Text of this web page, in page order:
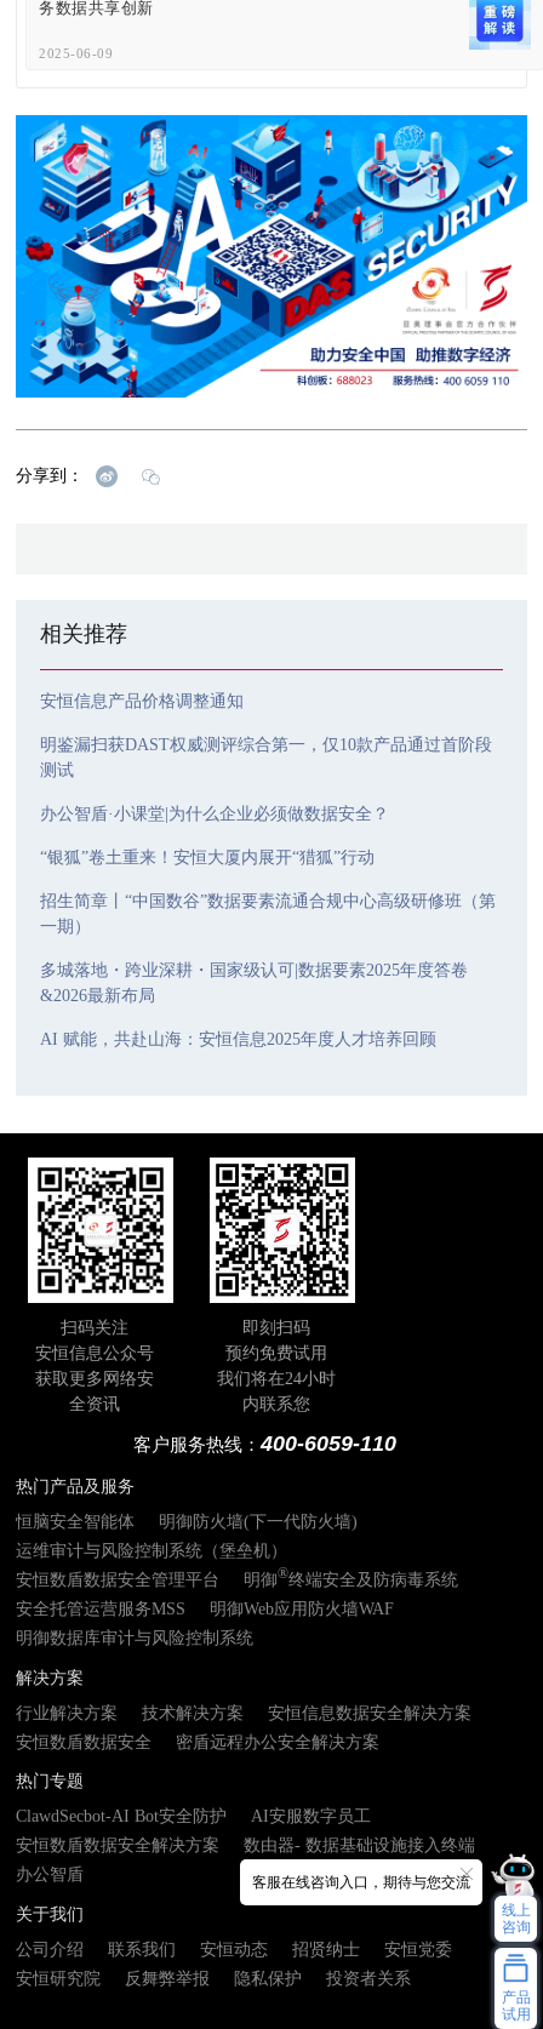
务数据共享创新
2025-06-09
分享到：
相关推荐
安恒信息产品价格调整通知
明鉴漏扫获DAST权威测评综合第一，仅10款产品通过首阶段
测试
办公智盾·小课堂|为什么企业必须做数据安全？
“银狐”卷土重来！安恒大厦内展开“猎狐”行动
招生简章丨“中国数谷”数据要素流通合规中心高级研修班（第
一期）
多城落地・跨业深耕・国家级认可|数据要素2025年度答卷
&2026最新布局
AI 赋能，共赴山海：安恒信息2025年度人才培养回顾
扫码关注
安恒信息公众号
获取更多网络安
全资讯
即刻扫码
预约免费试用
我们将在24小时
内联系您
客户服务热线：400-6059-110
热门产品及服务
恒脑安全智能体
明御防火墙(下一代防火墙)
运维审计与风险控制系统（堡垒机）
安恒数盾数据安全管理平台
明御®终端安全及防病毒系统
安全托管运营服务MSS
明御Web应用防火墙WAF
明御数据库审计与风险控制系统
解决方案
行业解决方案
技术解决方案
安恒信息数据安全解决方案
安恒数盾数据安全
密盾远程办公安全解决方案
热门专题
ClawdSecbot-AI Bot安全防护
AI安服数字员工
安恒数盾数据安全解决方案
数由器- 数据基础设施接入终端
办公智盾
关于我们
公司介绍
联系我们 安恒动态 招贤纳士
安恒党委
安恒研究院
反舞弊举报 隐私保护 投资者关系
客服在线咨询入口，期待与您交流
线上
咨询
产品
试用